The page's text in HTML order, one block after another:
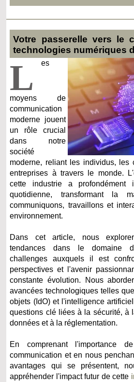
Votre passerelle vers le
technologies numériques
L es
moyens de
communication
moderne jouent
un rôle crucial
dans notre
société
moderne, reliant les individus, les
entreprises à travers le monde.
cette industrie a profondément
quotidienne, transformant la
communiquons, travaillons et
environnement.
Dans cet article, nous
tendances dans le domaine
challenges auxquels il est
perspectives et l'avenir
constante évolution. Nous
avancées technologiques telles
objets (IdO) et l'intelligence
questions clé liées à la sécurité, à
données et à la réglementation.
En comprenant l'importance
communication et en nous
avantages qui se présentent,
appréhender l'impact futur de cette